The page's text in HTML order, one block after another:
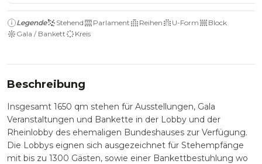
Legende Stehend Parlament Reihen U-Form
Block
Gala / Bankett
Kreis
Beschreibung
Insgesamt 1650 qm stehen für Ausstellungen, Gala
Veranstaltungen und Bankette in der Lobby und der
Rheinlobby des ehemaligen Bundeshauses zur Verfügung.
Die Lobbys eignen sich ausgezeichnet für Stehempfänge
mit bis zu 1300 Gästen, sowie einer Bankettbestuhlung wo